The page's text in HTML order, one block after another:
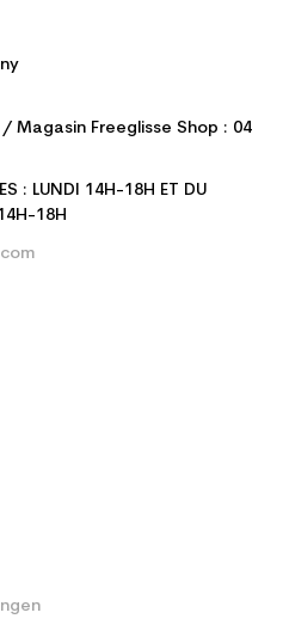
Magasin Freeglisse Shop : 04
: LUNDI 14H-18H ET DU
18H